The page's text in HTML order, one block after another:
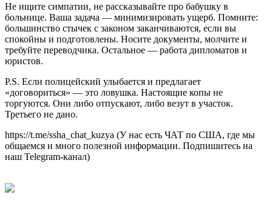
Не ищите симпатии, не рассказывайте про бабушку в
больнице. Ваша задача — минимизировать ущерб. Помните:
большинство стычек с законом заканчиваются, если вы
спокойны и подготовлены. Носите документы, молчите и
требуйте переводчика. Остальное — работа дипломатов и
юристов.
P.S. Если полицейский улыбается и предлагает
«договориться» — это ловушка. Настоящие копы не
торгуются. Они либо отпускают, либо везут в участок.
Третьего не дано.
https://t.me/ssha_chat_kuzya (У нас есть ЧАТ по США, где мы
общаемся и много полезной информации. Подпишитесь на
наш Telegram-канал)